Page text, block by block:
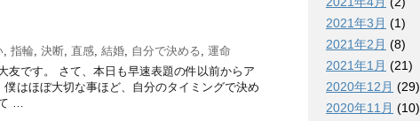
, 指輪, 決断, 直感, 結婚, 自分で決める, 運命
友です。 さて、本日も早速表題の件以前からア
はほぼ大切な事ほど、自分のタイミングで決め
…
2021年3月 (1)
2021年2月 (8)
2021年1月 (21)
2020年12月 (29)
2020年11月 (10)